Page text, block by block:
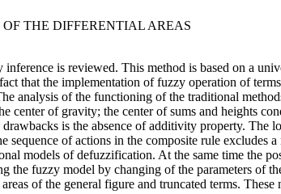
THE DIFFERENTIAL AREAS
is reviewed. This method is based on a
that the implementation of fuzzy operation of
analysis of the functioning of the traditional
center of gravity; the center of sums and heights
is the absence of additivity property. The
of actions in the composite rule excludes
models of defuzzification. At the same time the
the fuzzy model by changing of the parameters of
of the general figure and truncated terms.